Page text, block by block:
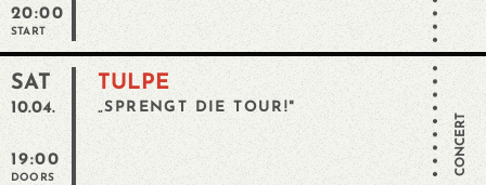
20:00
START
SAT
10.04.
19:00
DOORS
TULPE
„SPRENGT DIE TOUR!"
CONCERT